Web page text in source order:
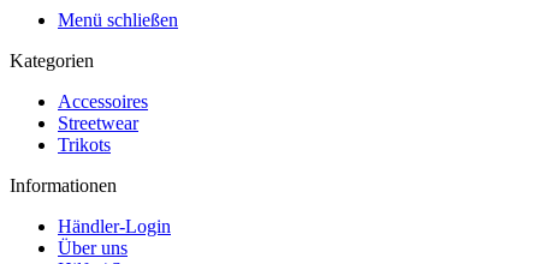
Menü schließen
Kategorien
Accessoires
Streetwear
Trikots
Informationen
Händler-Login
Über uns